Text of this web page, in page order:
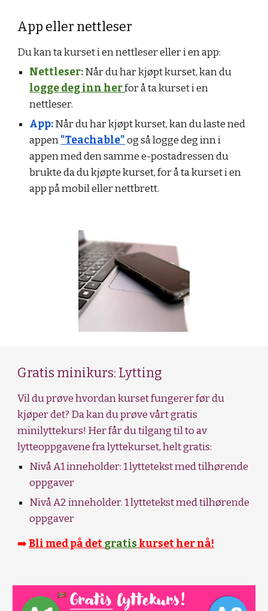
App eller nettleser
Du kan ta kurset i en nettleser eller i en app:
Nettleser:Når du har kjøpt kurset, kan du
logge deg inn herfor å ta kurset i en
nettleser.
App:Når du har kjøpt kurset, kan du laste ned
appen"Teachable"og så logge deg inn i
appen med den samme e-postadressen du
brukte da du kjøpte kurset, for å ta kurset i en
app på mobil eller nettbrett.
Gratis minikurs: Lytting
Vil du prøve hvordan kurset fungerer før du
kjøper det? Da kan du prøve vårt gratis
minilyttekurs! Her får du tilgang til to av
lytteoppgavene fra lyttekurset, helt gratis:
Nivå A1 inneholder: 1 lyttetekst med tilhørende
oppgaver
Nivå A2 inneholder. 1 lyttetekst med tilhørende
oppgaver
➡️Bli med på detgratis kurset her nå!